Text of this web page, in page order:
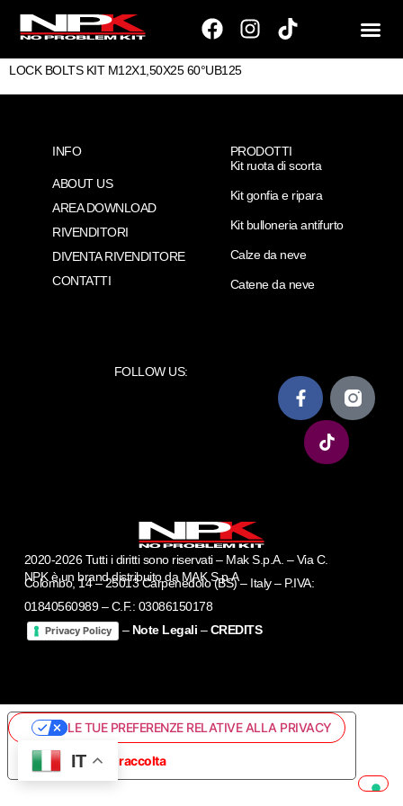
LOCK BOLTS KIT M12X1,50X25 60°UB125
NPK è un brand distribuito da MAK S.p.A
2020-2026 Tutti i diritti sono riservati – Mak S.p.A. – Via C.
Colombo, 14 – 25013 Carpenedolo (BS) – Italy – P.IVA:
01840560989 – C.F.: 03086150178
Privacy Policy – Note Legali –CREDITS
INFO
ABOUT US
AREA DOWNLOAD
RIVENDITORI
DIVENTA RIVENDITORE
CONTATTI
PRODOTTI
Kit ruota di scorta
Kit gonfia e ripara
Kit bulloneria antifurto
Calze da neve
Catene da neve
FOLLOW US:
IT
Informativa sulla raccolta
LE TUE PREFERENZE RELATIVE ALLA PRIVACY